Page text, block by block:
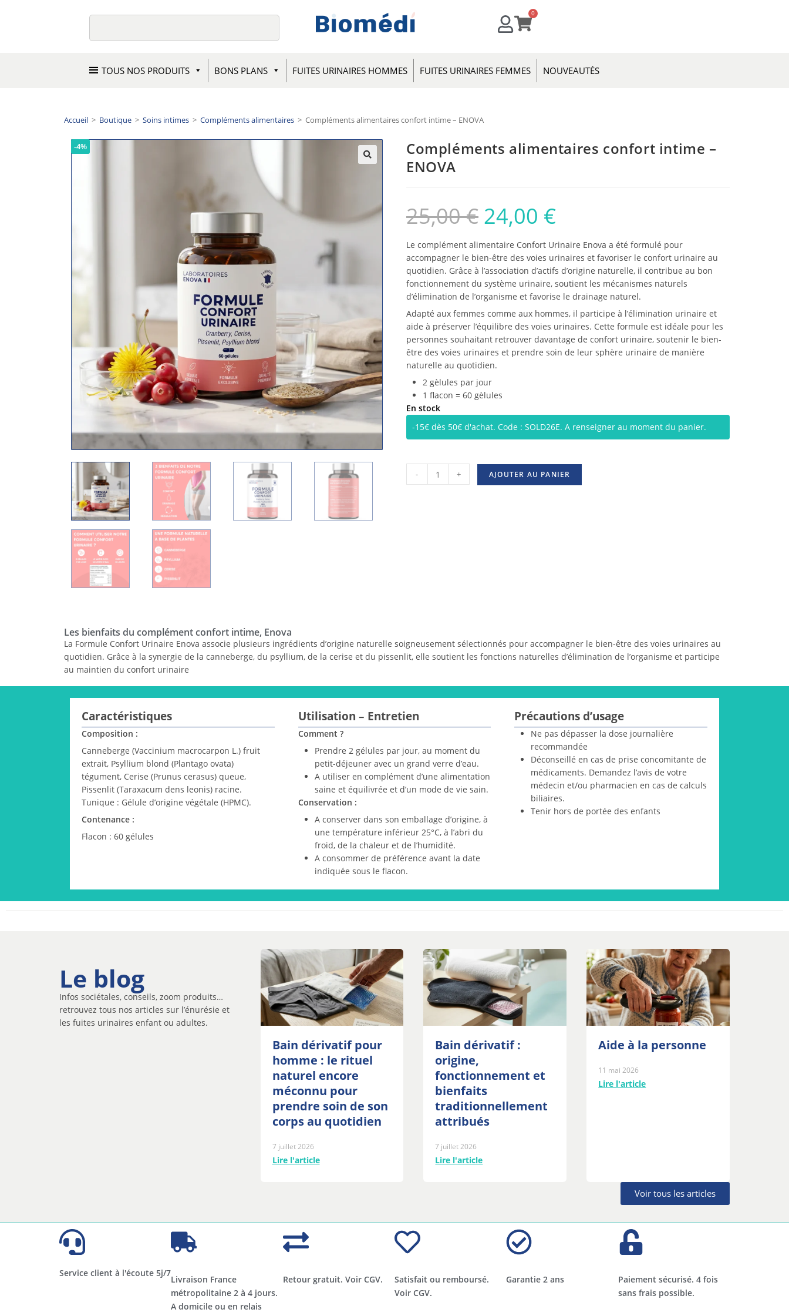
0
TOUS NOS PRODUITS BONS PLANS FUITES URINAIRES HOMMES FUITES URINAIRES FEMMES NOUVEAUTÉS
Accueil > Boutique > Soins intimes > Compléments alimentaires > Compléments alimentaires confort intime – ENOVA
-4%
Compléments alimentaires confort intime –
ENOVA
25,00€ 24,00 €
Le complément alimentaire Confort Urinaire Enova a été formulé pour
accompagner le bien-être des voies urinaires et favoriser le confort urinaire au
quotidien. Grâce à l’association d’actifs d’origine naturelle, il contribue au bon
fonctionnement du système urinaire, soutient les mécanismes naturels
d’élimination de l’organisme et favorise le drainage naturel.
Adapté aux femmes comme aux hommes, il participe à l’élimination urinaire et
aide à préserver l’équilibre des voies urinaires. Cette formule est idéale pour les
personnes souhaitant retrouver davantage de confort urinaire, soutenir le bien-
être des voies urinaires et prendre soin de leur sphère urinaire de manière
naturelle au quotidien.
2 gèlules par jour
1 flacon = 60 gèlules
En stock
-15€ dès 50€ d'achat. Code : SOLD26E. A renseigner au moment du panier.
- + AJOUTER AU PANIER
Les bienfaits du complément confort intime, Enova
La Formule Confort Urinaire Enova associe plusieurs ingrédients d’origine naturelle soigneusement sélectionnés pour accompagner le bien-être des voies urinaires au
quotidien. Grâce à la synergie de la canneberge, du psyllium, de la cerise et du pissenlit, elle soutient les fonctions naturelles d’élimination de l’organisme et participe
au maintien du confort urinaire
Caractéristiques
Composition :
Canneberge (Vaccinium macrocarpon L.) fruit
extrait, Psyllium blond (Plantago ovata)
tégument, Cerise (Prunus cerasus) queue,
Pissenlit (Taraxacum dens leonis) racine.
Tunique : Gélule d’origine végétale (HPMC).
Contenance :
Flacon : 60 gélules
Utilisation – Entretien
Comment ?
Prendre 2 gélules par jour, au moment du
petit-déjeuner avec un grand verre d’eau.
A utiliser en complément d’une alimentation
saine et équilivrée et d’un mode de vie sain.
Conservation :
A conserver dans son emballage d’origine, à
une température inférieur 25°C, à l’abri du
froid, de la chaleur et de l’humidité.
A consommer de préférence avant la date
indiquée sous le flacon.
Précautions d’usage
Ne pas dépasser la dose journalière
recommandée
Déconseillé en cas de prise concomitante de
médicaments. Demandez l’avis de votre
médecin et/ou pharmacien en cas de calculs
biliaires.
Tenir hors de portée des enfants
Le blog
Infos sociétales, conseils, zoom produits…
retrouvez tous nos articles sur l’énurésie et
les fuites urinaires enfant ou adultes.
Bain dérivatif pour
homme : le rituel
naturel encore
méconnu pour
prendre soin de son
corps au quotidien
7 juillet 2026
Lire l'article
Bain dérivatif :
origine,
fonctionnement et
bienfaits
traditionnellement
attribués
7 juillet 2026
Lire l'article
Aide à la personne
11 mai 2026
Lire l'article
Voir tous les articles
Service client à l'écoute 5j/7
Livraison France
métropolitaine 2 à 4 jours.
A domicile ou en relais​​
Retour gratuit. Voir CGV.
Satisfait ou remboursé.
Voir CGV.
Garantie 2 ans
Paiement sécurisé. 4 fois
sans frais possible.